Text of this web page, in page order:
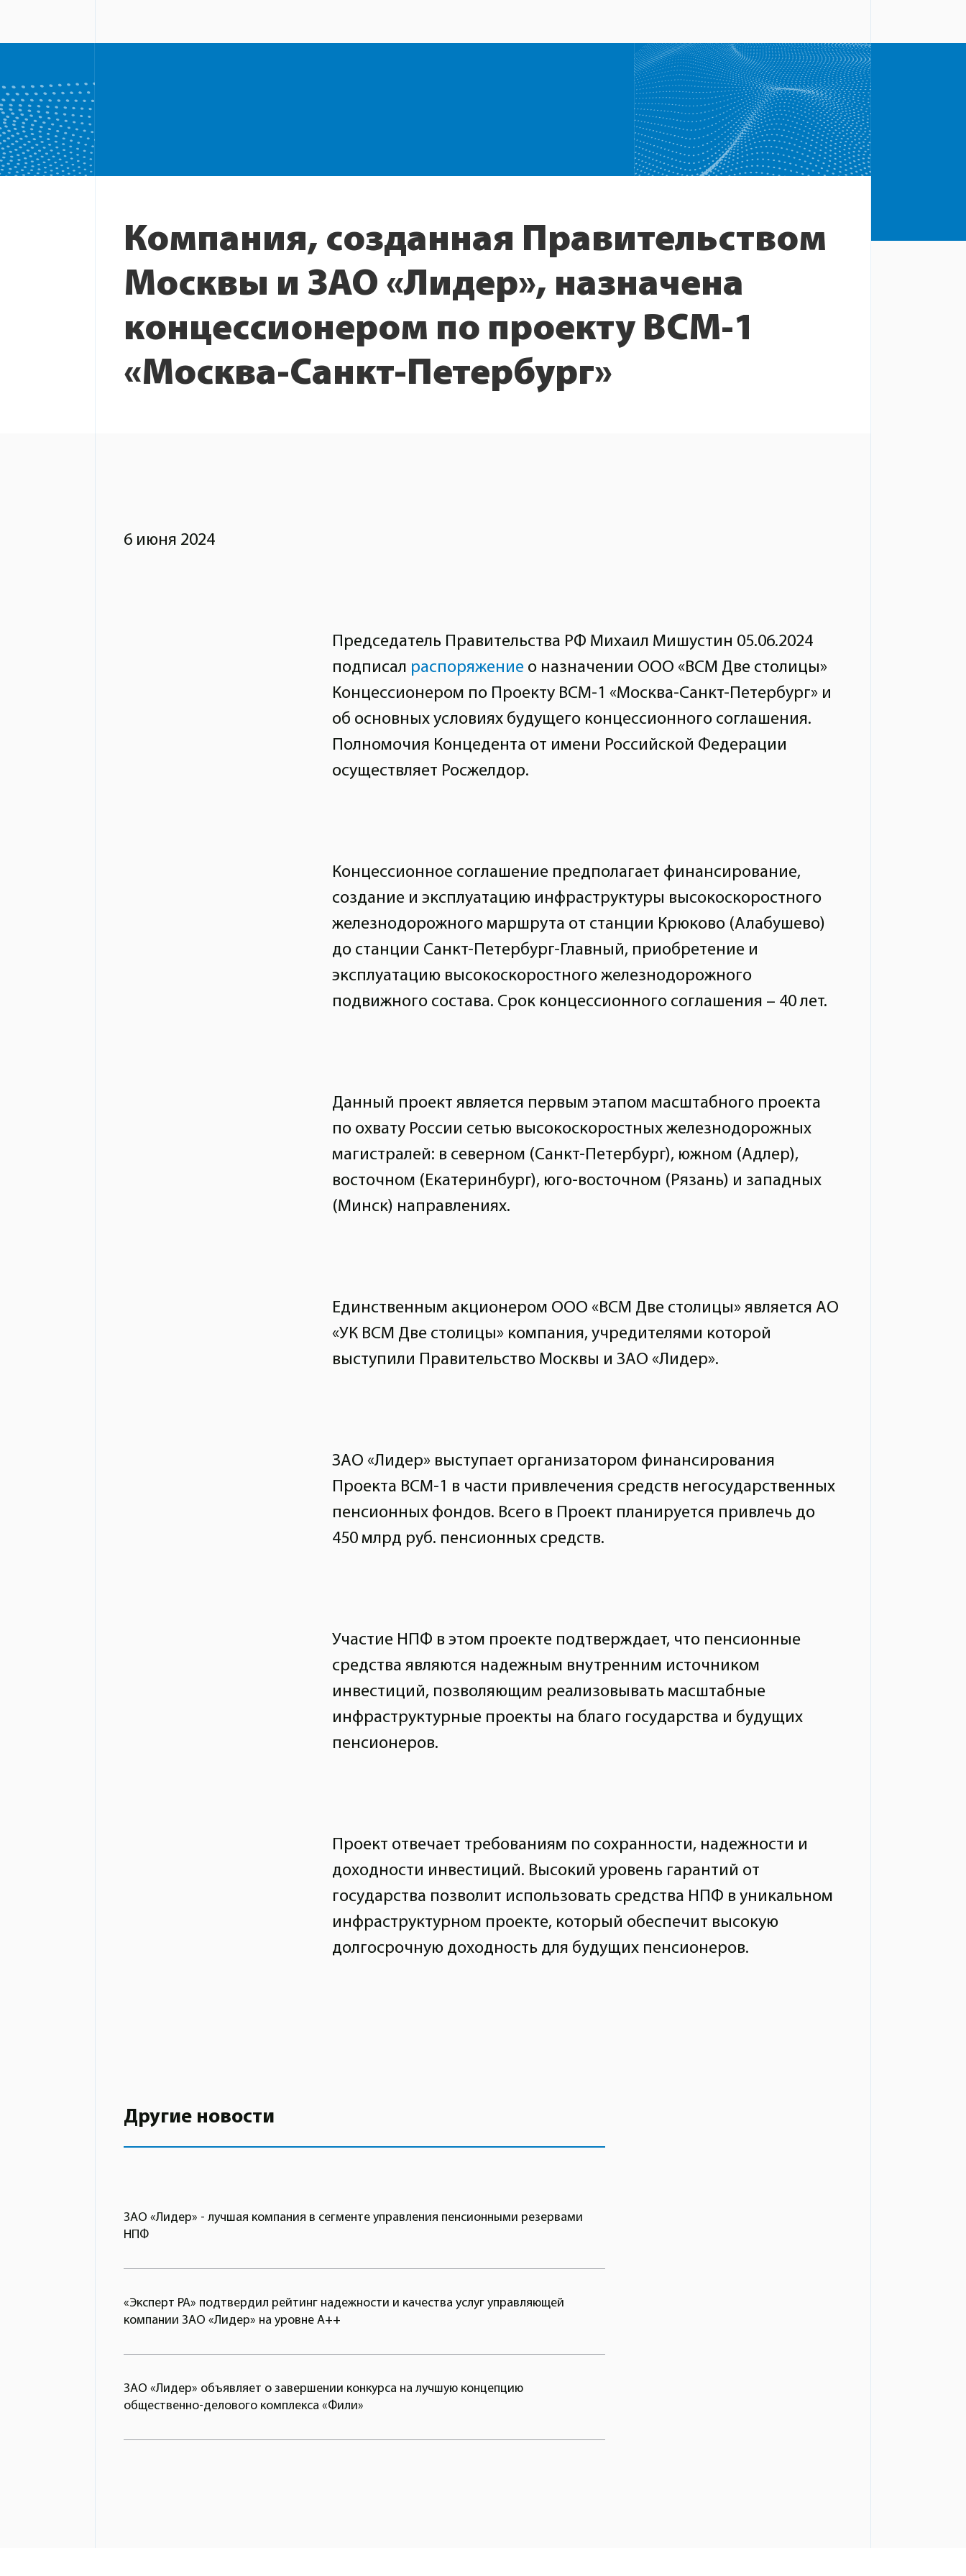
Компания, созданная Правительством
Москвы и ЗАО «Лидер», назначена
концессионером по проекту ВСМ-1
«Москва-Санкт-Петербург»
6 июня 2024
Председатель Правительства РФ Михаил Мишустин 05.06.2024
подписал распоряжение о назначении ООО «ВСМ Две столицы»
Концессионером по Проекту ВСМ-1 «Москва-Санкт-Петербург» и
об основных условиях будущего концессионного соглашения.
Полномочия Концедента от имени Российской Федерации
осуществляет Росжелдор.
Концессионное соглашение предполагает финансирование,
создание и эксплуатацию инфраструктуры высокоскоростного
железнодорожного маршрута от станции Крюково (Алабушево)
до станции Санкт-Петербург-Главный, приобретение и
эксплуатацию высокоскоростного железнодорожного
подвижного состава. Срок концессионного соглашения – 40 лет.
Данный проект является первым этапом масштабного проекта
по охвату России сетью высокоскоростных железнодорожных
магистралей: в северном (Санкт-Петербург), южном (Адлер),
восточном (Екатеринбург), юго-восточном (Рязань) и западных
(Минск) направлениях.
Единственным акционером ООО «ВСМ Две столицы» является АО
«УК ВСМ Две столицы» компания, учредителями которой
выступили Правительство Москвы и ЗАО «Лидер».
ЗАО «Лидер» выступает организатором финансирования
Проекта ВСМ-1 в части привлечения средств негосударственных
пенсионных фондов. Всего в Проект планируется привлечь до
450 млрд руб. пенсионных средств.
Участие НПФ в этом проекте подтверждает, что пенсионные
средства являются надежным внутренним источником
инвестиций, позволяющим реализовывать масштабные
инфраструктурные проекты на благо государства и будущих
пенсионеров.
Проект отвечает требованиям по сохранности, надежности и
доходности инвестиций. Высокий уровень гарантий от
государства позволит использовать средства НПФ в уникальном
инфраструктурном проекте, который обеспечит высокую
долгосрочную доходность для будущих пенсионеров.
Другие новости
ЗАО «Лидер» - лучшая компания в сегменте управления пенсионными резервами
НПФ
«Эксперт РА» подтвердил рейтинг надежности и качества услуг управляющей
компании ЗАО «Лидер» на уровне А++
ЗАО «Лидер» объявляет о завершении конкурса на лучшую концепцию
общественно-делового комплекса «Фили»